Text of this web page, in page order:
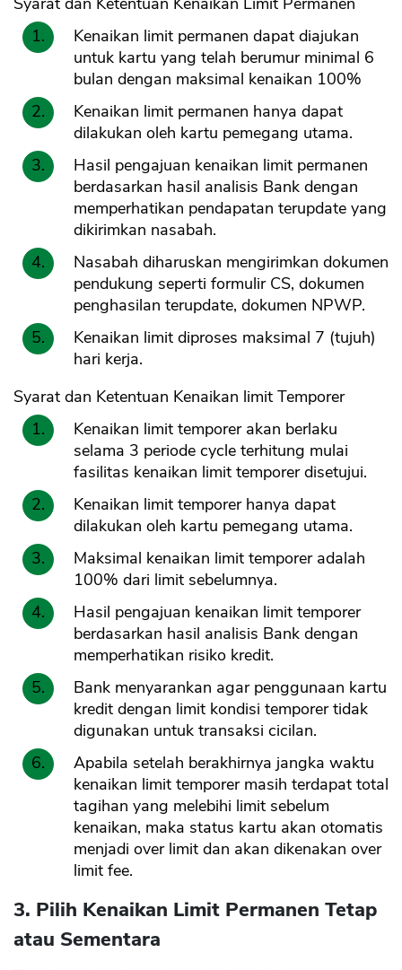
Kenaikan limit permanen dapat diajukan
untuk kartu yang telah berumur minimal 6
bulan dengan maksimal kenaikan 100%
Kenaikan limit permanen hanya dapat
dilakukan oleh kartu pemegang utama.
Hasil pengajuan kenaikan limit permanen
berdasarkan hasil analisis Bank dengan
memperhatikan pendapatan terupdate yang
dikirimkan nasabah.
Nasabah diharuskan mengirimkan dokumen
pendukung seperti formulir CS, dokumen
penghasilan terupdate, dokumen NPWP.
Kenaikan limit diproses maksimal 7 (tujuh)
hari kerja.
Syarat dan Ketentuan Kenaikan limit Temporer
Kenaikan limit temporer akan berlaku
selama 3 periode cycle terhitung mulai
fasilitas kenaikan limit temporer disetujui.
Kenaikan limit temporer hanya dapat
dilakukan oleh kartu pemegang utama.
Maksimal kenaikan limit temporer adalah
100% dari limit sebelumnya.
Hasil pengajuan kenaikan limit temporer
berdasarkan hasil analisis Bank dengan
memperhatikan risiko kredit.
Bank menyarankan agar penggunaan kartu
kredit dengan limit kondisi temporer tidak
digunakan untuk transaksi cicilan.
Apabila setelah berakhirnya jangka waktu
kenaikan limit temporer masih terdapat total
tagihan yang melebihi limit sebelum
kenaikan, maka status kartu akan otomatis
menjadi over limit dan akan dikenakan over
limit fee.
3. Pilih Kenaikan Limit Permanen Tetap
atau Sementara